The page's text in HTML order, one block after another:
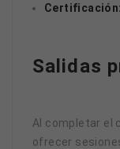
Certificación:
Salidas
Al completar el
ofrecer